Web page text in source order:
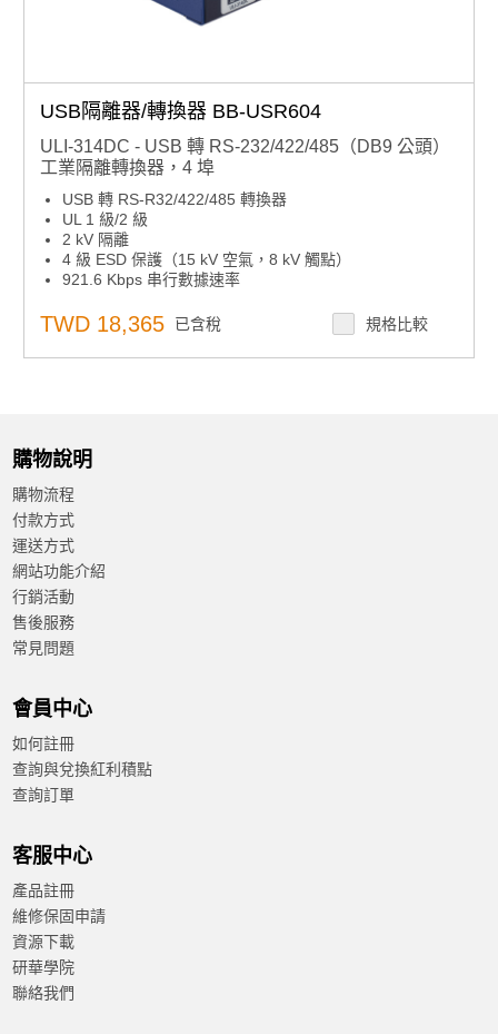
USB隔離器/轉換器 BB-USR604
ULI-314DC - USB 轉 RS-232/422/485（DB9 公頭）
工業隔離轉換器，4 埠
USB 轉 RS-R32/422/485 轉換器
UL 1 級/2 級
2 kV 隔離
4 級 ESD 保護（15 kV 空氣，8 kV 觸點）
921.6 Kbps 串行數據速率
DIN 和平板安裝選項
TB 和電源插孔 10-30 VDC 電源輸入
高保留性USB連接器，插入式串行端子塊
TWD 18,365 已含稅 規格比較
購物說明
購物流程
付款方式
運送方式
網站功能介紹
行銷活動
售後服務
常見問題
會員中心
如何註冊
查詢與兌換紅利積點
查詢訂單
客服中心
產品註冊
維修保固申請
資源下載
研華學院
聯絡我們